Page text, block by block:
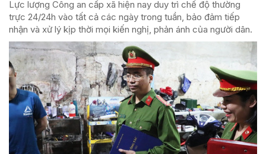
Lực lượng Công an cấp xã hiện nay duy trì chế độ thường
trực 24/24h vào tất cả các ngày trong tuần, bảo đảm tiếp
nhận và xử lý kịp thời mọi kiến nghị, phản ánh của người dân.